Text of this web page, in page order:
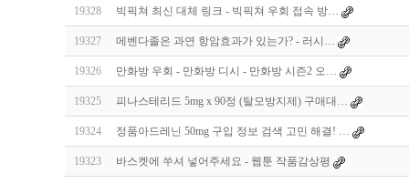
19328 빅픽쳐 최신 대체 링크 - 빅픽쳐 우회 접속 방…
19327 메벤다졸은 과연 항암효과가 있는가? - 러시…
19326 만화방 우회 - 만화방 디시 - 만화방 시즌2 오…
19325 피나스테리드 5mg x 90정 (탈모방지제) 구매대…
19324 정품아드레닌 50mg 구입 정보 검색 고민 해결! …
19323 바스켓에 쑤셔 넣어주세요 - 웹툰 작품감상평